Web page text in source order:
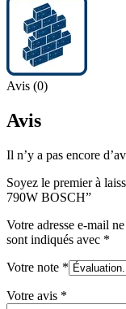
Avis (0)
Avis
Il n’y a pas encore
Soyez le premier à
790W BOSCH”
Votre adresse e-mail
sont indiqués avec *
Votre note *
Votre avis *